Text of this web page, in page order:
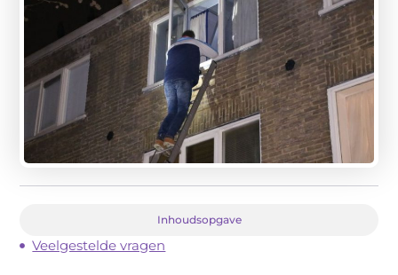
Inhoudsopgave
Veelgestelde vragen